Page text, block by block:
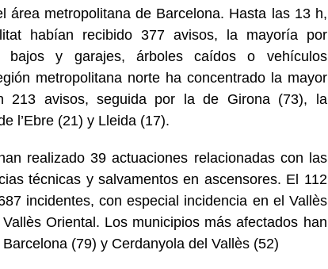
área metropolitana de Barcelona. Hasta las 13 h,
habían recibido 377 avisos, la mayoría por
bajos y garajes, árboles caídos o vehículos
metropolitana norte ha concentrado la mayor
213 avisos, seguida por la de Girona (73), la
l’Ebre (21) y Lleida (17).
realizado 39 actuaciones relacionadas con las
técnicas y salvamentos en ascensores. El 112
incidentes, con especial incidencia en el Vallès
Oriental. Los municipios más afectados han
(79) y Cerdanyola del Vallès (52)